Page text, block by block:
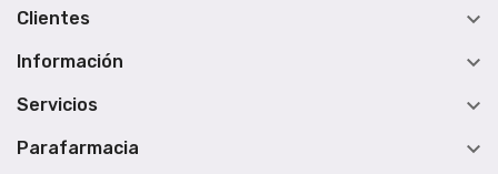
Clientes 
Información 
Servicios 
Parafarmacia 